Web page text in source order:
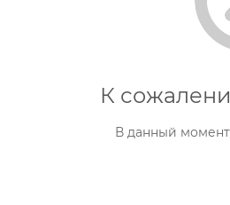
К
В данный момент